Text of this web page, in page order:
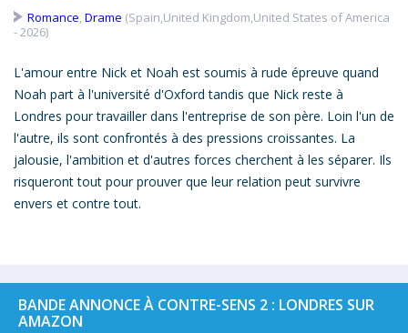
Romance,Drame (Spain,United Kingdom,United States of America
- 2026)
L'amour entre Nick et Noah est soumis à rude épreuve quand
Noah part à l'université d'Oxford tandis que Nick reste à
Londres pour travailler dans l'entreprise de son père. Loin l'un de
l'autre, ils sont confrontés à des pressions croissantes. La
jalousie, l'ambition et d'autres forces cherchent à les séparer. Ils
risqueront tout pour prouver que leur relation peut survivre
envers et contre tout.
BANDE ANNONCE À CONTRE-SENS 2 : LONDRES SUR
AMAZON